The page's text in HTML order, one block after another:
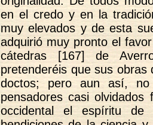
en el credo y en la
muy elevados y de esta
adquirió muy pronto el
cátedras [167] de
pretenderéis que sus obras
doctos; pero aun así,
pensadores casi
occidental el espíritu